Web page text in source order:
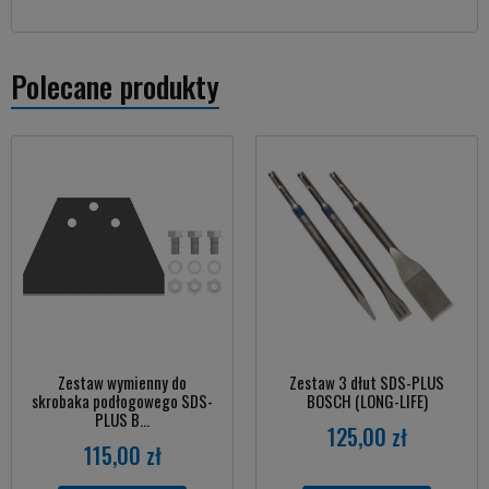
Polecane produkty
Zestaw wymienny do
skrobaka podłogowego SDS-
PLUS B...
115,00 zł
Zestaw 3 dłut SDS-PLUS
BOSCH (LONG-LIFE)
125,00 zł